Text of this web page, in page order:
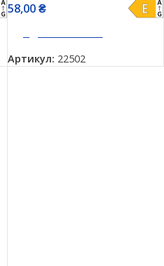
58,00₴
Артикул: 22502